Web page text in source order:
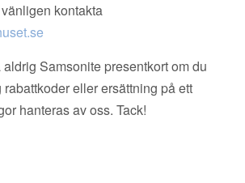
kontakta
aldrig Samsonite presentkort om du
rabattkoder eller ersättning på ett
hanteras av oss. Tack!